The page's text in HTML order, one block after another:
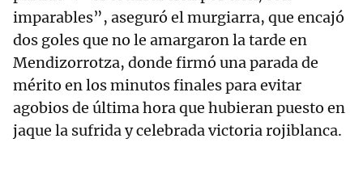
imparables”, aseguró el murgiarra, que encajó
dos goles que no le amargaron la tarde en
Mendizorrotza, donde firmó una parada de
mérito en los minutos finales para evitar
agobios de última hora que hubieran puesto en
jaque la sufrida y celebrada victoria rojiblanca.